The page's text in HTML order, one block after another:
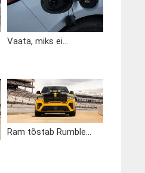
Vaata, miks ei...
Ram tõstab Rumble...